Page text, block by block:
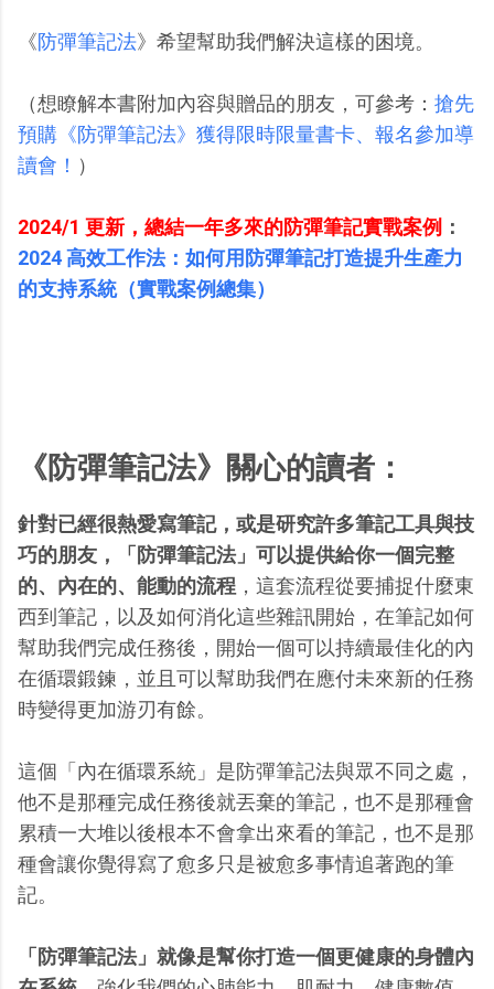
《防彈筆記法》希望幫助我們解決這樣的困境。
（想瞭解本書附加內容與贈品的朋友，可參考： 搶先
預購《防彈筆記法》獲得限時限量書卡、報名參加導
讀會！ ）
2024/1 更新，總結一年多來的防彈筆記實戰案例 ：
2024 高效工作法：如何用防彈筆記打造提升生產力
的支持系統（實戰案例總集）
《防彈筆記法》關心的讀者：
針對已經很熱愛寫筆記，或是研究許多筆記工具與技
巧的朋友，「防彈筆記法」可以提供給你一個完整
的、內在的、能動的流程 ，這套流程從要捕捉什麼東
西到筆記，以及如何消化這些雜訊開始，在筆記如何
幫助我們完成任務後，開始一個可以持續最佳化的內
在循環鍛鍊，並且可以幫助我們在應付未來新的任務
時變得更加游刃有餘。
這個「內在循環系統」是防彈筆記法與眾不同之處，
他不是那種完成任務後就丟棄的筆記，也不是那種會
累積一大堆以後根本不會拿出來看的筆記，也不是那
種會讓你覺得寫了愈多只是被愈多事情追著跑的筆
記。
「防彈筆記法」就像是幫你打造一個更健康的身體內